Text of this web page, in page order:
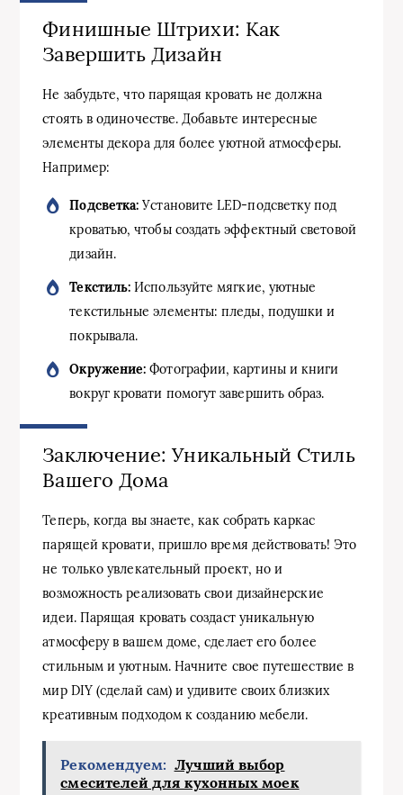
Финишные Штрихи: Как
Завершить Дизайн
Не забудьте, что парящая кровать не должна
стоять в одиночестве. Добавьте интересные
элементы декора для более уютной атмосферы.
Например:
Подсветка: Установите LED-подсветку под
кроватью, чтобы создать эффектный световой
дизайн.
Текстиль: Используйте мягкие, уютные
текстильные элементы: пледы, подушки и
покрывала.
Окружение: Фотографии, картины и книги
вокруг кровати помогут завершить образ.
Заключение: Уникальный Стиль
Вашего Дома
Теперь, когда вы знаете, как собрать каркас
парящей кровати, пришло время действовать! Это
не только увлекательный проект, но и
возможность реализовать свои дизайнерские
идеи. Парящая кровать создаст уникальную
атмосферу в вашем доме, сделает его более
стильным и уютным. Начните свое путешествие в
мир DIY (сделай сам) и удивите своих близких
креативным подходом к созданию мебели.
Рекомендуем: Лучший выбор
смесителей для кухонных моек